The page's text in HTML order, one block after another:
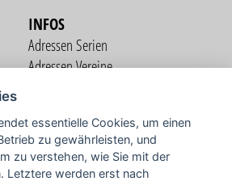
INFOS
Adressen Serien
Adressen Vereine
COMMUNITY
essentielle Cookies, um einen
zu gewährleisten, und
zu verstehen, wie Sie mit der
Letztere werden erst nach